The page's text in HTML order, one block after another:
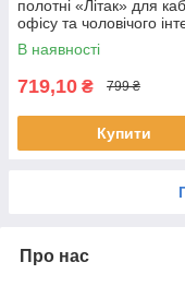
полотні «Літак» для
офісу та чоловічого
Друк на полотні 60х40
В наявності
719,10 ₴ 799 ₴
Купити
Про нас